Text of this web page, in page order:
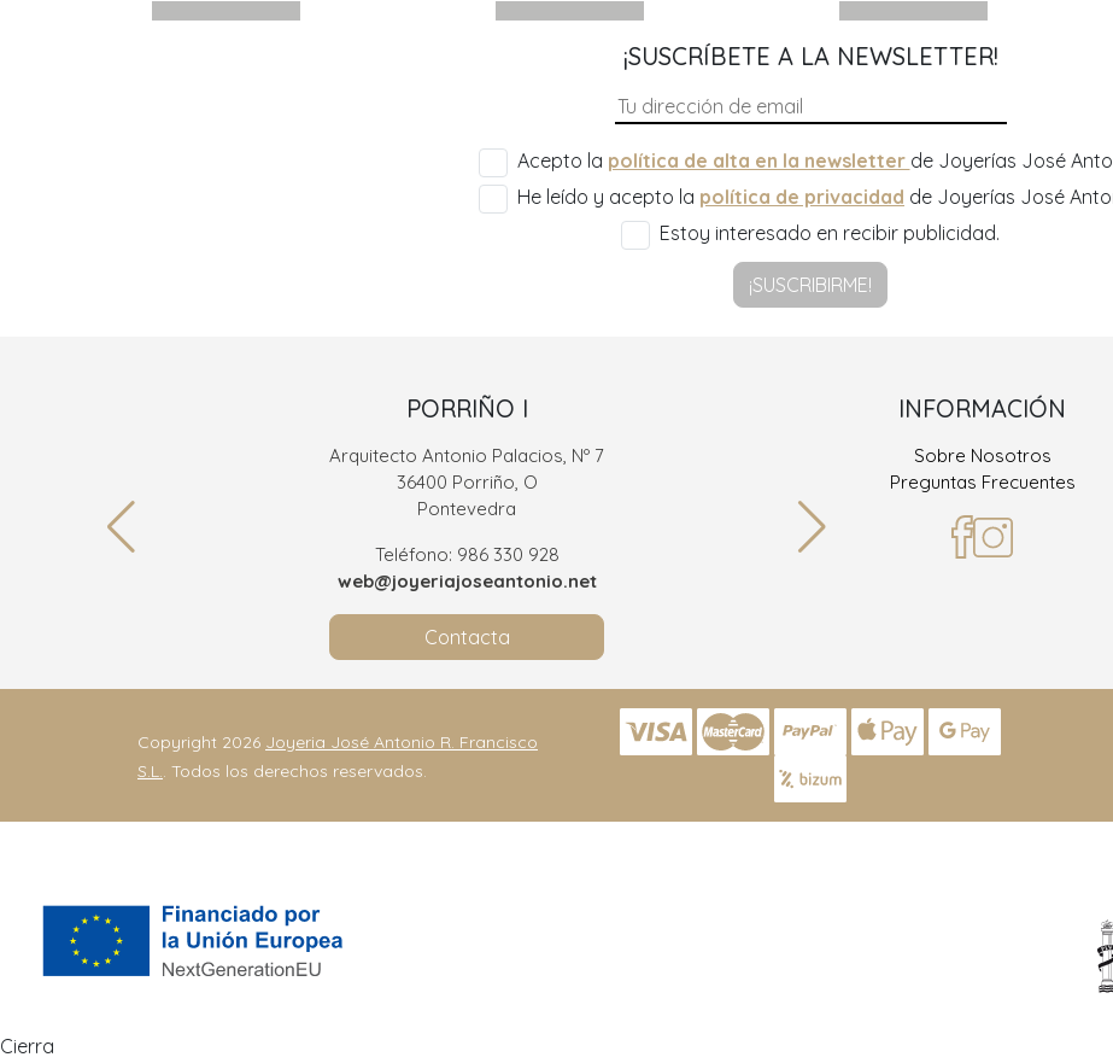
¡SUSCRÍBETE A LA NEWSLETTER!
Acepto la política de alta en la newsletter de Joyerías José
He leído y acepto la política de privacidad de Joyerías José
Estoy interesado en recibir publicidad.
¡SUSCRIBIRME!
PORRIÑO I
Arquitecto Antonio Palacios, Nº 7
36400 Porriño, O
Pontevedra
Teléfono: 986 330 928
web@joyeriajoseantonio.net
Contacta
Ramón
36400
INFORMACIÓN
Sobre Nosotros
Preguntas Frecuentes
Copyright 2026 Joyeria José Antonio R. Francisco
S.L.. Todos los derechos reservados.
Cierra